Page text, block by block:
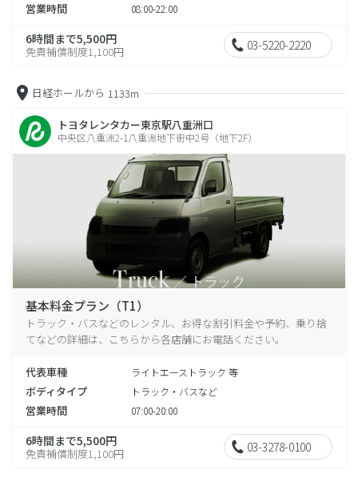
営業時間 08:00-22:00
6時間まで5,500円
免責補償制度1,100円 03-5220-2220
日経ホールから 1133m
トヨタレンタカー東京駅八重洲口
中央区八重洲2-1八重洲地下街中2号（地下2F）
基本料金プラン（T1）
トラック・バスなどのレンタル、お得な割引料金や予約、乗り捨
てなどの詳細は、こちらから各店舗にお電話ください。
代表車種 ライトエーストラック 等
ボディタイプ トラック・バスなど
営業時間 07:00-20:00
6時間まで5,500円
免責補償制度1,100円 03-3278-0100